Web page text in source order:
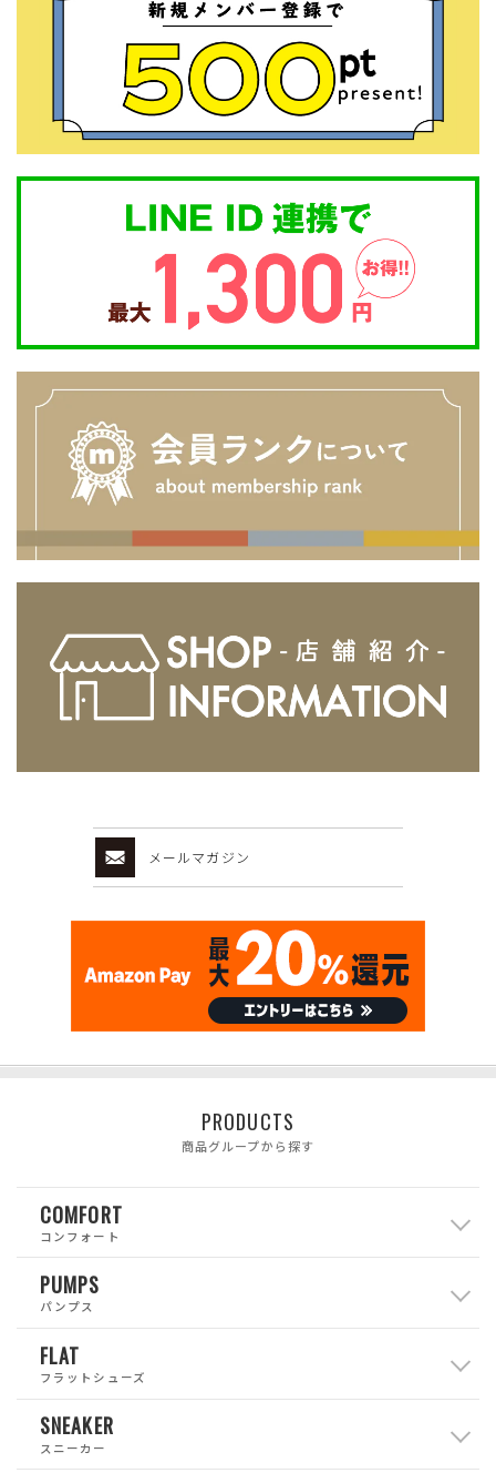
メールマガジン
PRODUCTS
商品グループから探す
COMFORT
コンフォート
PUMPS
パンプス
FLAT
フラットシューズ
SNEAKER
スニーカー